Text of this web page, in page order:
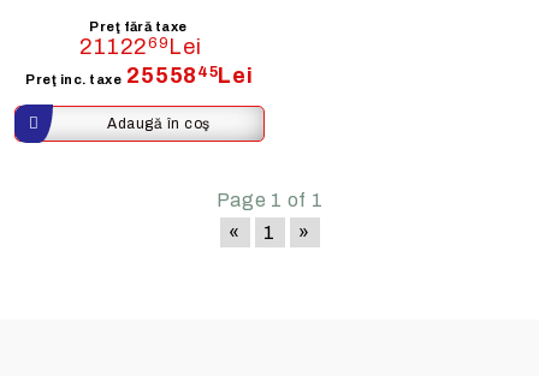
Preţ fără taxe
2112269 Lei
Preţ inc. taxe 25558 45Lei
Page 1 of 1
«
1 »